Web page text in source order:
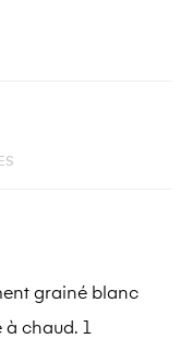
grainé blanc
à chaud. 1